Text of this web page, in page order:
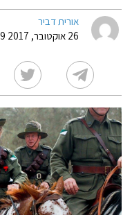
אורית דביר
26 אוקטובר, 2017 05:39